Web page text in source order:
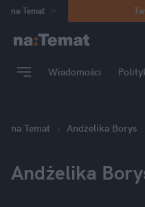
na:Temat
Poland
mama
Rozrywka
Wiadomości
na:Temat Andżelika Borys
Andżelika